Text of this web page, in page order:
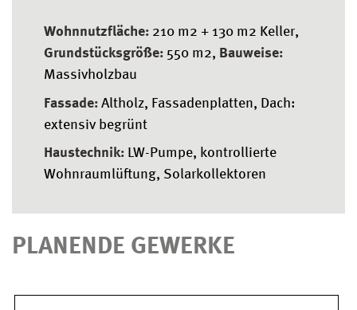
Wohnnutzfläche:210 m2 + 130 m2 Keller,
Grundstücksgröße:550 m2, Bauweise:
Massivholzbau
Fassade:Altholz, Fassadenplatten, Dach:
extensiv begrünt
Haustechnik:LW-Pumpe, kontrollierte
Wohnraumlüftung, Solarkollektoren
PLANENDE GEWERKE